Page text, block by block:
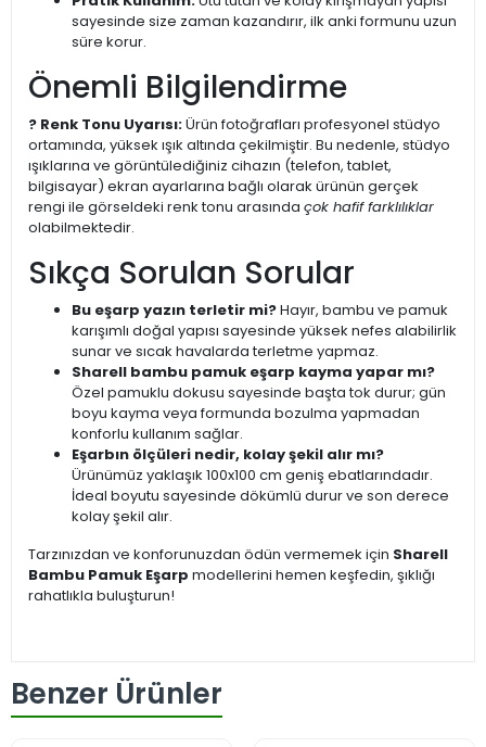
sayesinde size zaman kazandırır, ilk anki formunu uzun
süre korur.
Önemli Bilgilendirme
? Renk Tonu Uyarısı:Ürün fotoğrafları profesyonel stüdyo
ortamında, yüksek ışık altında çekilmiştir. Bu nedenle, stüdyo
ışıklarına ve görüntülediğiniz cihazın (telefon, tablet,
bilgisayar) ekran ayarlarına bağlı olarak ürünün gerçek
rengi ile görseldeki renk tonu arasında çok hafif farklılıklar
olabilmektedir.
Sıkça Sorulan Sorular
Bu eşarp yazın terletir mi?Hayır, bambu ve pamuk
karışımlı doğal yapısı sayesinde yüksek nefes alabilirlik
sunar ve sıcak havalarda terletme yapmaz.
Sharell bambu pamuk eşarp kayma yapar mı?
Özel pamuklu dokusu sayesinde başta tok durur; gün
boyu kayma veya formunda bozulma yapmadan
konforlu kullanım sağlar.
Eşarbın ölçüleri nedir, kolay şekil alır mı?
Ürünümüz yaklaşık 100x100 cm geniş ebatlarındadır.
İdeal boyutu sayesinde dökümlü durur ve son derece
kolay şekil alır.
Tarzınızdan ve konforunuzdan ödün vermemek için Sharell
Bambu Pamuk Eşarp modellerini hemen keşfedin, şıklığı
rahatlıkla buluşturun!
Benzer Ürünler